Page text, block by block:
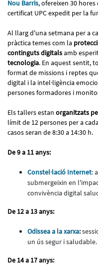
Nou Barris, ofereixen 30
certificat UPC expedit per la
Al llarg d'una setmana per a
pràctica temes com la
continguts digitalsamb
tecnologia. En aquest sentit,
format de missions i reptes
digital i la intel·ligència
persones formadores i
Els tallers estan organitzats
límit de 12 persones per a
casos seran de 8:30 a 14:30 h.
De 9 a 11 anys:
Constel·lació Internet:
submergeixin en
convivència digital
De 12 a 13 anys:
Odissea a la xarxa:
un ús segur i saludable.
De 14 a 17 anys: